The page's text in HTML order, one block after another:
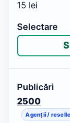
15 lei
2500
Agenții /